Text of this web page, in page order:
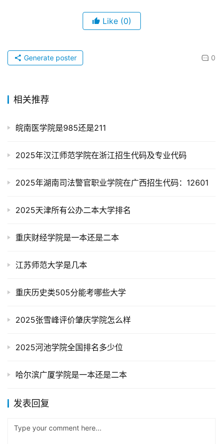
Like (0)
0
Generate poster
相关推荐
皖南医学院是985还是211
2025年汉江师范学院在浙江招生代码及专业代码
2025年湖南司法警官职业学院在广西招生代码：12601
2025天津所有公办二本大学排名
重庆财经学院是一本还是二本
江苏师范大学是几本
重庆历史类505分能考哪些大学
2025张雪峰评价肇庆学院怎么样
2025河池学院全国排名多少位
哈尔滨广厦学院是一本还是二本
发表回复